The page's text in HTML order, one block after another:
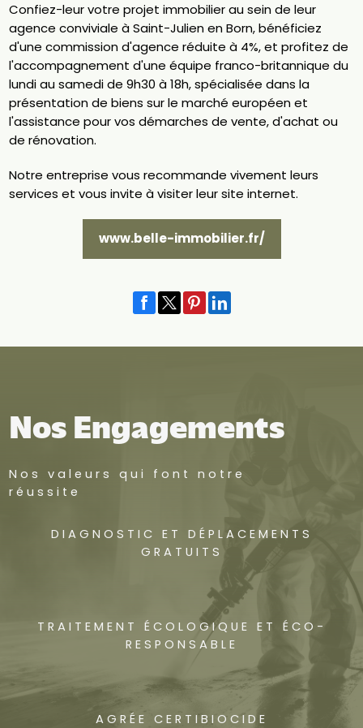
Confiez-leur votre projet immobilier au sein de leur
agence conviviale à Saint-Julien en Born, bénéficiez
d'une commission d'agence réduite à 4%, et profitez de
l'accompagnement d'une équipe franco-britannique du
lundi au samedi de 9h30 à 18h, spécialisée dans la
présentation de biens sur le marché européen et
l'assistance pour vos démarches de vente, d'achat ou
de rénovation.
Notre entreprise vous recommande vivement leurs
services et vous invite à visiter leur site internet.
www.belle-immobilier.fr/
Nos Engagements
Nos valeurs qui font notre
réussite
DIAGNOSTIC ET DÉPLACEMENTS
GRATUITS
TRAITEMENT ÉCOLOGIQUE ET ÉCO-
RESPONSABLE
AGRÉE CERTIBIOCIDE